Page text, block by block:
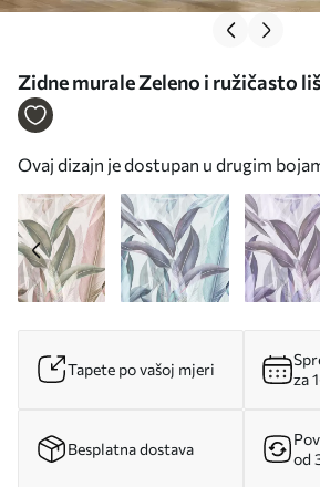
Zidne murale Zeleno i ružičasto
ljubičastim bojama br. u94302v3
Ovaj dizajn je dostupan u drugim
Tapete po vašoj mjeri
za
Besplatna dostava
od